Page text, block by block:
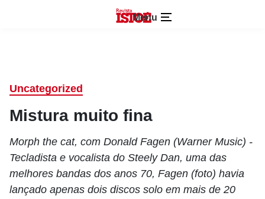
Menu
Uncategorized
Mistura muito fina
Morph the cat, com Donald Fagen (Warner Music) -
Tecladista e vocalista do Steely Dan, uma das
melhores bandas dos anos 70, Fagen (foto) havia
lançado apenas dois discos solo em mais de 20